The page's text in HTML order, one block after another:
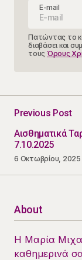
E-mail
Πατώντας το
διαβάσει και
τους Όρους
Previous Post
Αισθηματικά
7.10.2025
6 Οκτωβρίου, 2025
About
Η Μαρία
καθημερινά